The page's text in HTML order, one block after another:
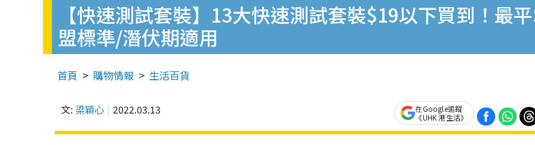
【快速測試套裝】13大快速測試套裝$19以下買到！最
盟標準/潛伏期適用
首頁 購物情報 生活百貨
文: 梁穎心 2022.03.13
在Google追蹤
《UHK 港生活》